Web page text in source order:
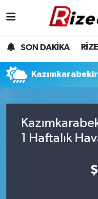
SON DAKİKA RİZE
1 Haftalık
Gündem
Yurttan Haberler
Teknoloji
Rize Hava Durumu
Rize Trafik
Tüm Manşetler